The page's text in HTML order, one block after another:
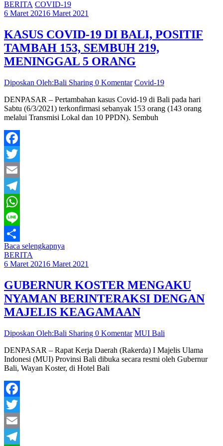
BERITA COVID-19
6 Maret 20216 Maret 2021
KASUS COVID-19 DI BALI, POSITIF
TAMBAH 153, SEMBUH 219,
MENINGGAL 5 ORANG
Diposkan Oleh:Bali Sharing 0 Komentar Covid-19
DENPASAR – Pertambahan kasus Covid-19 di Bali pada hari
Sabtu (6/3/2021) terkonfirmasi sebanyak 153 orang (143 orang
melalui Transmisi Lokal dan 10 PPDN). Sembuh
Facebook
Twitter
Email
Telegram
WhatsApp
Line
Share
Baca selengkapnya
BERITA
6 Maret 20216 Maret 2021
GUBERNUR KOSTER MENGAKU
NYAMAN BERINTERAKSI DENGAN
MAJELIS KEAGAMAAN
Diposkan Oleh:Bali Sharing 0 Komentar MUI Bali
DENPASAR – Rapat Kerja Daerah (Rakerda) I Majelis Ulama
Indonesi (MUI) Provinsi Bali dibuka secara resmi oleh Gubernur
Bali, Wayan Koster, di Hotel Bali
Facebook
Twitter
Email